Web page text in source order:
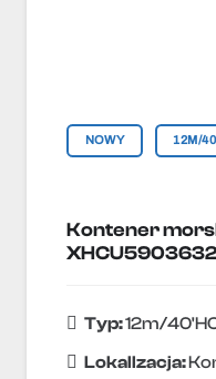
NOWY 12M/
Kontener
XHCU5903632
Typ:12m/
Lokallzacja: